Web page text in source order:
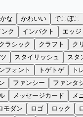
かな かわいい でこぼこ
ンク インパクト エッジ
ラシック クラフト ク
スタイリッシュ スタ
フォント トゲトゲ ト
ファンシー ファンタ
メッセージカード メ
モダン ロゴ ロック